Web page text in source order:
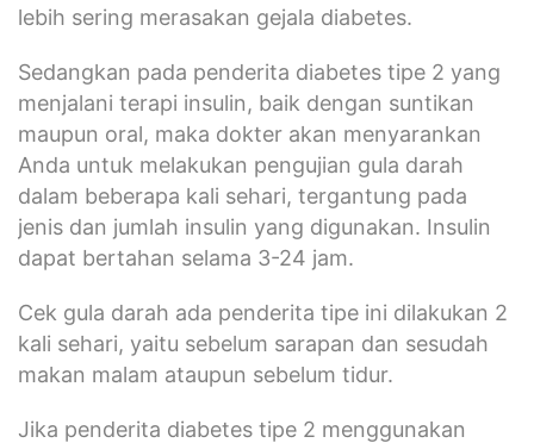
lebih sering merasakan gejala diabetes.
Sedangkan pada penderita diabetes tipe 2 yang
menjalani terapi insulin, baik dengan suntikan
maupun oral, maka dokter akan menyarankan
Anda untuk melakukan pengujian gula darah
dalam beberapa kali sehari, tergantung pada
jenis dan jumlah insulin yang digunakan. Insulin
dapat bertahan selama 3-24 jam.
Cek gula darah ada penderita tipe ini dilakukan 2
kali sehari, yaitu sebelum sarapan dan sesudah
makan malam ataupun sebelum tidur.
Jika penderita diabetes tipe 2 menggunakan